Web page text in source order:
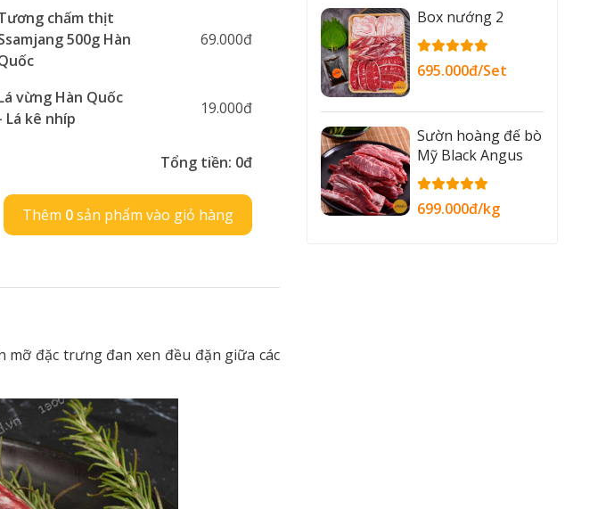
chấm thịt
500g Hàn
69.000đ
vừng Hàn Quốc
Lá kê nhíp
19.000đ
Tổng tiền: 0đ
Thêm 0sản phẩm vào giỏ hàng
đặc trưng đan xen đều đặn giữa các
Box nướng 2
695.000đ/Set
Sườn hoàng đế bò
Mỹ Black Angus
699.000đ/kg